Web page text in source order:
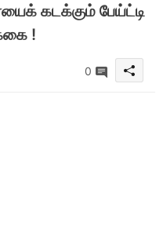
கடக்கும் பேய்ட்டி
!
0